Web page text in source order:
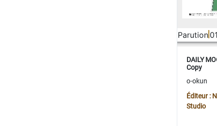
Parution
DAILY
Copy
o-okun
Éditeur :
Studio